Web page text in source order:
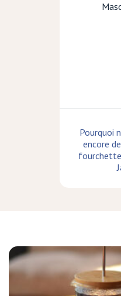
Pourquoi
encore